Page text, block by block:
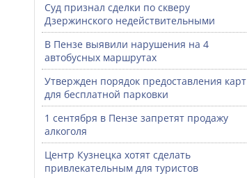
Суд признал сделки по скверу
Дзержинского недействительными
В Пензе выявили нарушения на 4
автобусных маршрутах
Утвержден порядок предоставления карт
для бесплатной парковки
1 сентября в Пензе запретят продажу
алкоголя
Центр Кузнецка хотят сделать
привлекательным для туристов